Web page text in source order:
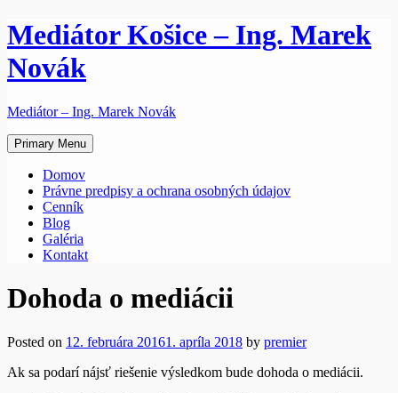
Skip
to
content
Mediátor Košice – Ing. Marek
Novák
Mediátor – Ing. Marek Novák
Primary Menu
Domov
Právne predpisy a ochrana osobných údajov
Cenník
Blog
Galéria
Kontakt
Dohoda o mediácii
Posted on 12. februára 20161. apríla 2018 by premier
Ak sa podarí nájsť riešenie výsledkom bude dohoda o mediácii.